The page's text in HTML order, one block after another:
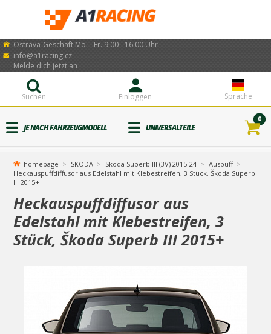
Ostrava-Geschäft Mo. - Fr. 9:00 - 16:00 Uhr
info@a1racing.cz
Sprache
Einloggen
Melde dich jetzt an
Suchen
JE NACH FAHRZEUGMODELL UNIVERSALTEILE
0
homepage SKODA Skoda Superb III (3V) 2015-24
Auspuff
Heckauspuffdiffusor aus Edelstahl mit Klebestreifen, 3 Stück, Škoda Superb
III 2015+
Heckauspuffdiffusor aus
Edelstahl mit Klebestreifen, 3
Stück, Škoda Superb III 2015+